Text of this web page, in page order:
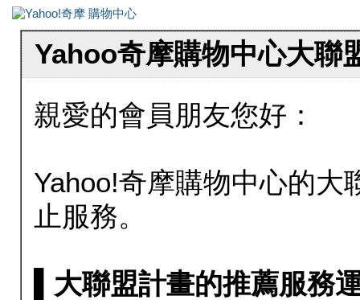
Yahoo奇摩購物中心大聯
親愛的會員朋友您好：
Yahoo!奇摩購物中心的大
止服務。
▌大聯盟計畫的推薦服務